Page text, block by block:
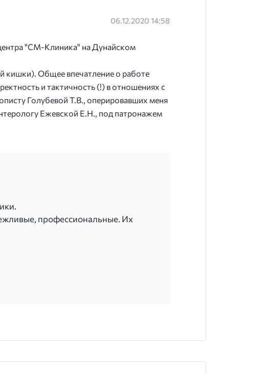
06.12.2020 14:58
"СМ-Клиника" на Дунайском
кишки). Общее впечатление о работе
и тактичность (!) в отношениях с
Голубевой Т.В., оперировавших меня
Ежевской Е.Н., под патронажем
профессиональные. Их